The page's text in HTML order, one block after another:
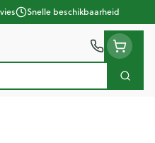
Snelle beschikbaarheid
Zoek